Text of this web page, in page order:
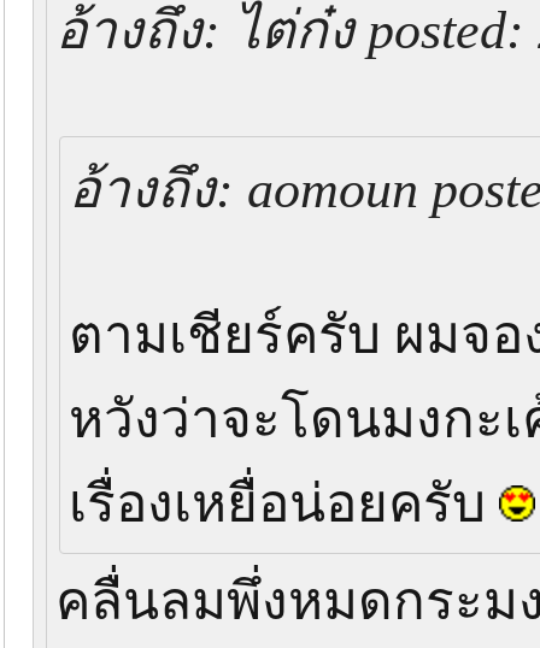
อ้างถึง: ไต่ก๋ง posted:
อ้างถึง: aomoun
ตามเชียร์ครับ ผมจอ
หวังว่าจะโดนมงกะ
เรื่องเหยื่อน่อยครับ
คลื่นลมพึ่งหมดกระม